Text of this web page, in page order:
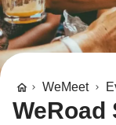
WeMeet
WeRoad